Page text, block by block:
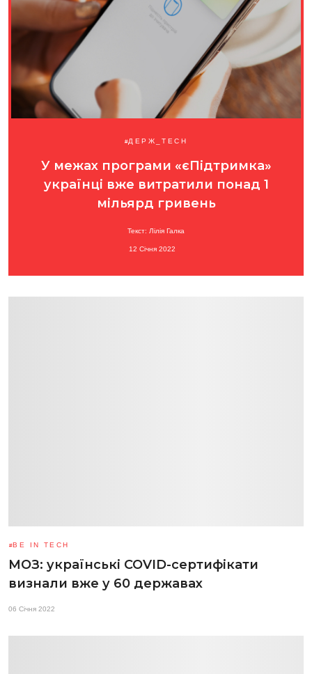
ДЕРЖ_TECH
У межах програми «єПідтримка»
українці вже витратили понад 1
мільярд гривень
Текст: Лілія Галка
12 Січня 2022
BE IN TECH
МОЗ: українські COVID-сертифікати
визнали вже у 60 державах
06 Січня 2022